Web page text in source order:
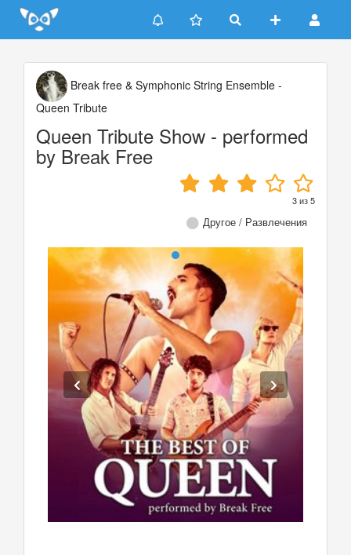
Update cookies preferences
Break free & Symphonic String Ensemble -
Queen Tribute
Queen Tribute Show - performed
by Break Free
3из5
Другое / Развлечения